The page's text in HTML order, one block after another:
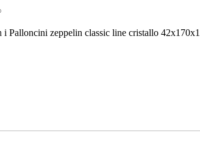
i Palloncini zeppelin classic line cristallo